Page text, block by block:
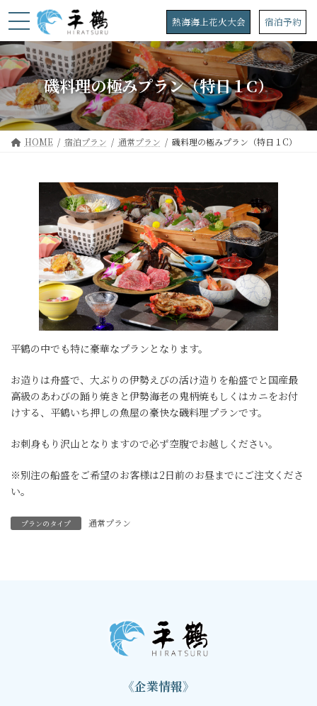
ン
ン
ツ
へ
ス
キ
ッ
プ
ビ
ー
シ
ョ
ン
に
移
動
熱海海上花火大会 宿泊予約
磯料理の極みプラン（特日１C）
HOME 宿泊プラン 通常プラン 磯料理の極みプラン（特日１C）
平鶴の中でも特に豪華なプランとなります。
お造りは舟盛で、大ぶりの伊勢えびの活け造りを船盛でと国産最
高級のあわびの踊り焼きと伊勢海老の鬼柄焼もしくはカニをお付
けする、平鶴いち押しの魚屋の豪快な磯料理プランです。
お刺身もり沢山となりますので必ず空腹でお越しください。
※別注の船盛をご希望のお客様は2日前のお昼までにご注文くださ
い。
プランのタイプ 通常プラン
《企業情報》